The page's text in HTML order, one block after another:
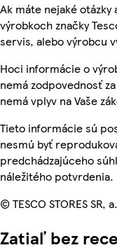
Ak máte nejaké
výrobkoch značky
servis, alebo výrobcu
Hoci informácie o
nemá zodpovednosť
nemá vplyv na Vaše
Tieto informácie sú
nesmú byť
predchádzajúceho
náležitého potvrdenia.
© TESCO STORES SR,
Zatiaľ bez